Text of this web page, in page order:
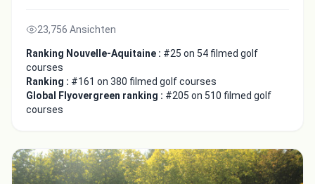
23,756 Ansichten
Ranking Nouvelle-Aquitaine : #25 on 54 filmed golf
courses
Ranking : #161 on 380 filmed golf courses
Global Flyovergreen ranking : #205 on 510 filmed golf
courses